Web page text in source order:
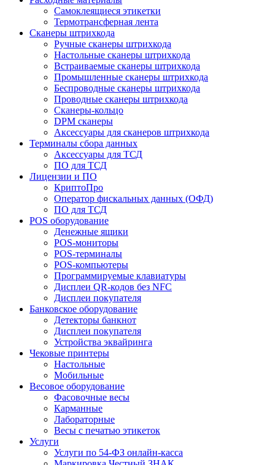
Самоклеящиеся этикетки
Термотрансферная лента
Сканеры штрихкода
Ручные сканеры штрихкода
Настольные сканеры штрихкода
Встраиваемые сканеры штрихкода
Промышленные сканеры штрихкода
Беспроводные сканеры штрихкода
Проводные сканеры штрихкода
Сканеры-кольцо
DPM сканеры
Аксессуары для сканеров штрихкода
Терминалы сбора данных
Аксессуары для ТСД
ПО для ТСД
Лицензии и ПО
КриптоПро
Оператор фискальных данных (ОФД)
ПО для ТСД
POS оборудование
Денежные ящики
POS-мониторы
POS-терминалы
POS-компьютеры
Программируемые клавиатуры
Дисплеи QR-кодов без NFC
Дисплеи покупателя
Банковское оборудование
Детекторы банкнот
Дисплеи покупателя
Устройства эквайринга
Чековые принтеры
Настольные
Мобильные
Весовое оборудование
Фасовочные весы
Карманные
Лабораторные
Весы с печатью этикеток
Услуги
Услуги по 54-ФЗ онлайн-касса